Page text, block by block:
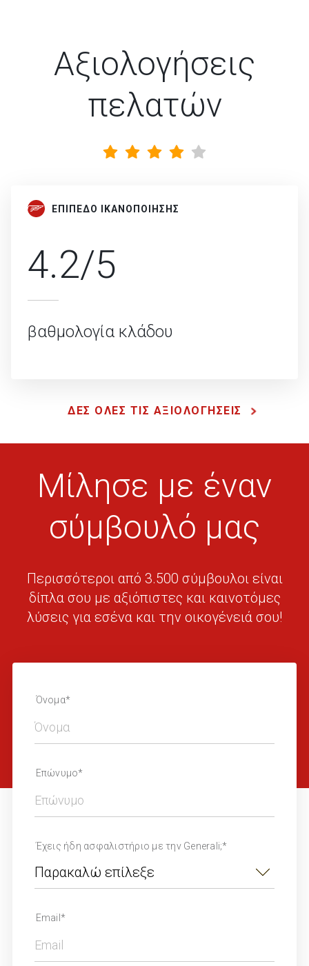
Αξιολογήσεις
πελατών
ΕΠΙΠΕΔΟ ΙΚΑΝΟΠΟΙΗΣΗΣ
4.2/5
βαθμολογία κλάδου
ΔΕΣ ΟΛΕΣ ΤΙΣ ΑΞΙΟΛΟΓΗΣΕΙΣ
Μίλησε με έναν
σύμβουλό μας
Περισσότεροι από 3.500 σύμβουλοι είναι
δίπλα σου με αξιόπιστες και καινοτόμες
λύσεις για εσένα και την οικογένειά σου!
Όνομα*
Επώνυμο*
Έχεις ήδη ασφαλιστήριο με την Generali;*
Email*